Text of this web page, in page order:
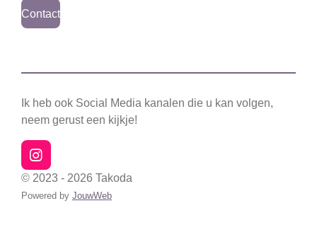
Contact
Ik heb ook Social Media kanalen die u kan volgen,
neem gerust een kijkje!
I
n
t
© 2023 - 2026 Takoda
Powered by JouwWeb